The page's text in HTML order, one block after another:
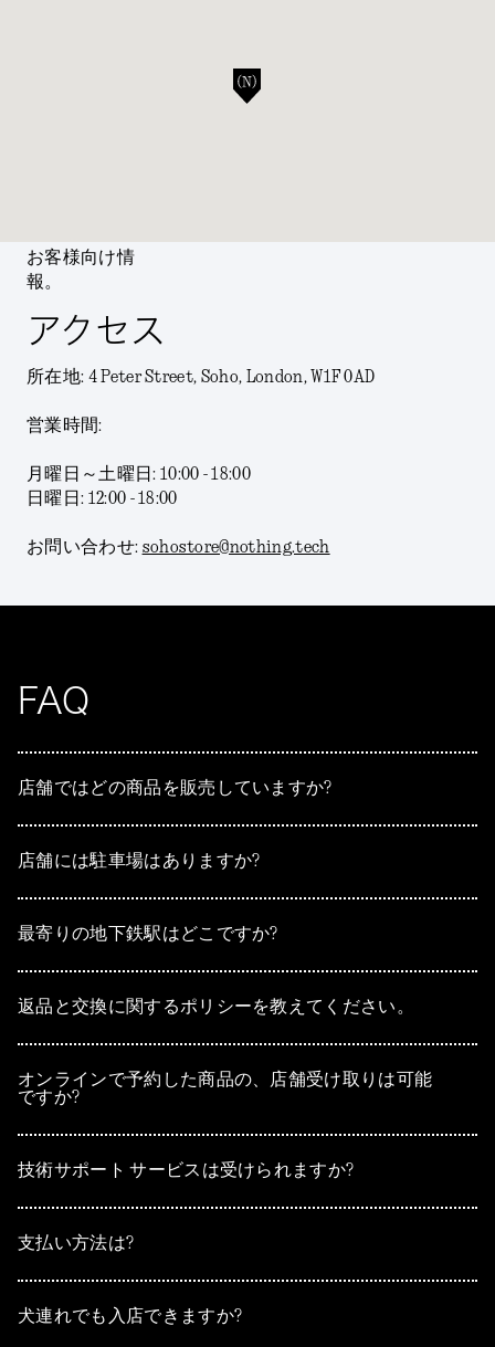
お客様向け情
報。
アクセス
所在地: 4 Peter Street, Soho, London, W1F 0AD
営業時間:
月曜日～土曜日: 10:00 - 18:00
日曜日: 12:00 - 18:00
お問い合わせ: sohostore@nothing.tech
FAQ
店舗ではどの商品を販売していますか?
店舗には駐車場はありますか?
最寄りの地下鉄駅はどこですか?
返品と交換に関するポリシーを教えてください。
オンラインで予約した商品の、店舗受け取りは可能
ですか?
技術サポート サービスは受けられますか?
支払い方法は?
犬連れでも入店できますか?